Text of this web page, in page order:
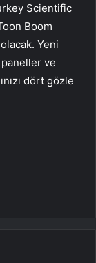
Scientific
Boom
Yeni
ve
dört gözle